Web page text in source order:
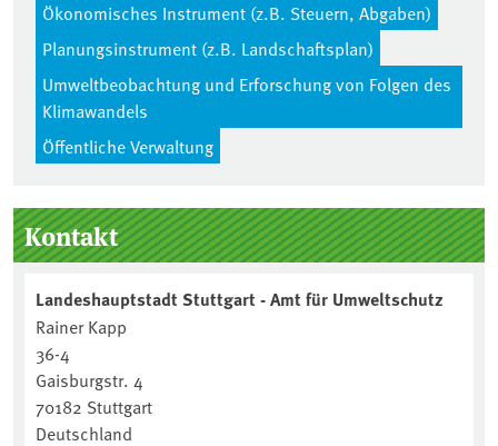
Ökonomisches Instrument (z.B. Steuern, Abgaben)
Planungsinstrument (z.B. Landschaftsplan)
Umweltbeobachtung und Erforschung von Folgen des
Klimawandels
Öffentliche Verwaltung
Seitenleiste
Kontakt
Landeshauptstadt Stuttgart - Amt für Umweltschutz
Rainer Kapp
36-4
Gaisburgstr. 4
70182 Stuttgart
Deutschland